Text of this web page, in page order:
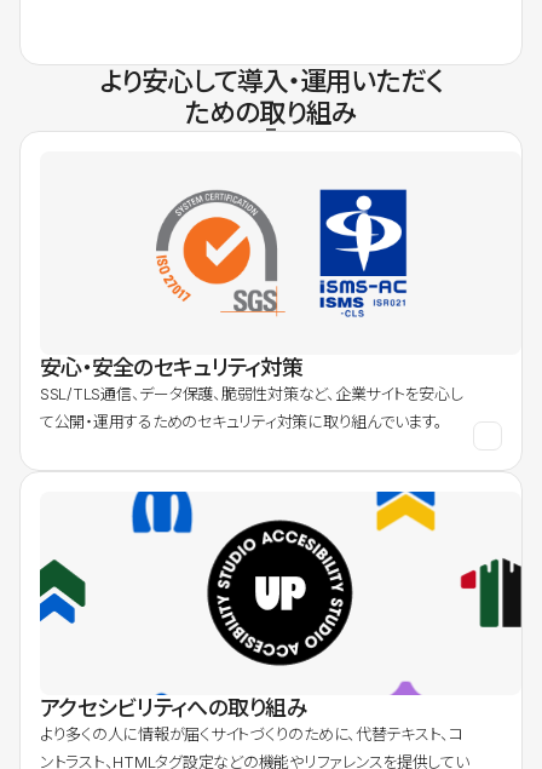
より安心して導入・運用いただく
ための取り組み
安心・安全のセキュリティ対策
SSL/TLS通信、データ保護、脆弱性対策など、企業サイトを安心し
て公開・運用するためのセキュリティ対策に取り組んでいます。
アクセシビリティへの取り組み
より多くの人に情報が届くサイトづくりのために、代替テキスト、コ
ントラスト、HTMLタグ設定などの機能やリファレンスを提供してい